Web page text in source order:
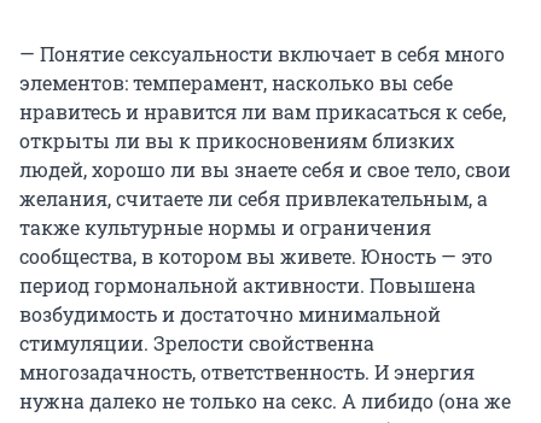
— Понятие сексуальности включает в себя много
элементов: темперамент, насколько вы себе
нравитесь и нравится ли вам прикасаться к себе,
открыты ли вы к прикосновениям близких
людей, хорошо ли вы знаете себя и свое тело, свои
желания, считаете ли себя привлекательным, а
также культурные нормы и ограничения
сообщества, в котором вы живете. Юность — это
период гормональной активности. Повышена
возбудимость и достаточно минимальной
стимуляции. Зрелости свойственна
многозадачность, ответственность. И энергия
нужна далеко не только на секс. А либидо (она же